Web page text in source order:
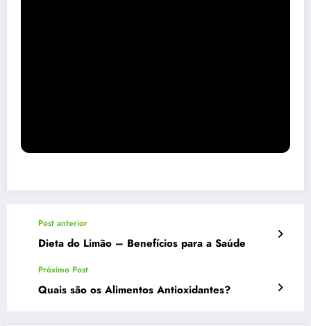
Post anterior
Dieta do Limão – Benefícios para a Saúde
Próximo Post
Quais são os Alimentos Antioxidantes?